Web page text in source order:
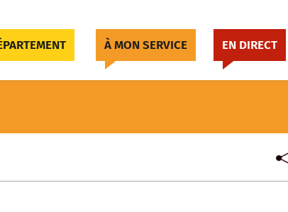
À MON SERVICE EN DIRECT